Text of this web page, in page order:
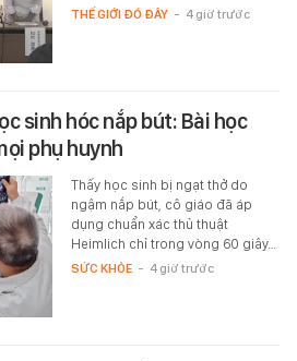
THẾ GIỚI ĐÓ ĐÂY - 4 giờ trước
sinh hóc nắp bút: Bài học
phụ huynh
Thấy học sinh bị ngạt thở do
ngậm nắp bút, cô giáo đã áp
dụng chuẩn xác thủ thuật
Heimlich chỉ trong vòng 60 giây…
SỨC KHỎE - 4 giờ trước